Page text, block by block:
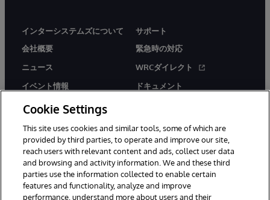
インターシステムズについて
会社概要
ニュース
イベント情報
採用情報
サポート
緊急時の対応
WRCダイレクト
ドキュメント
© 1996-2026Y InterSystems Corporation, Boston, MA. All Rights
Cookie Settings
This site uses cookies and similar tools, some of which are
provided by third parties, to operate and improve our site,
reach users with relevant content and ads, collect user data
and browsing and activity information. We and these third
parties use the information collected to enable certain
features and functionality, analyze and improve
performance, understand more about users and their